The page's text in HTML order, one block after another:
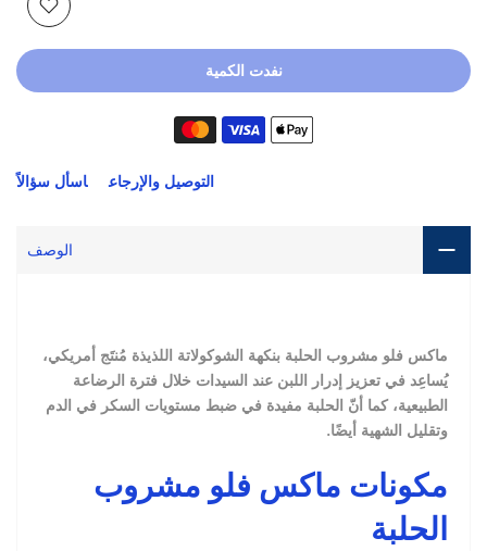
نفدت الكمية
التوصيل والإرجاع اسأل سؤالاً
الوصف
ماكس فلو مشروب الحلبة بنكهة الشوكولاتة اللذيذة مُنتَج أمريكي،
يُساعِد في تعزيز إدرار اللبن عند السيدات خلال فترة الرضاعة
الطبيعية، كما أنّ الحلبة مفيدة في ضبط مستويات السكر في الدم
وتقليل الشهية أيضًا.
مكونات ماكس فلو مشروب
الحلبة